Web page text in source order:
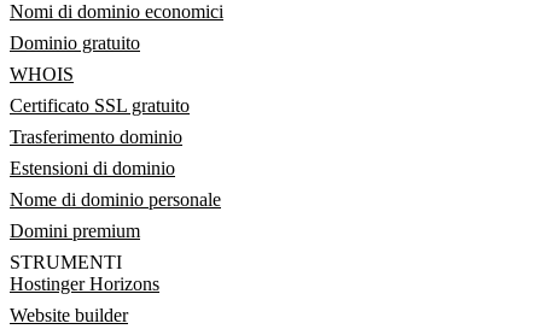
Nomi di dominio economici
Dominio gratuito
WHOIS
Certificato SSL gratuito
Trasferimento dominio
Estensioni di dominio
Nome di dominio personale
Domini premium
STRUMENTI
Hostinger Horizons
Website builder